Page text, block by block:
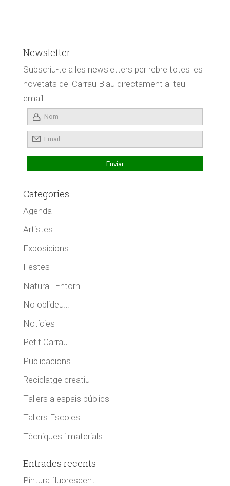
Newsletter
Subscriu-te a les newsletters per rebre totes les
novetats del Carrau Blau directament al teu
email.
Categories
Agenda
Artistes
Exposicions
Festes
Natura i Entorn
No oblideu…
Notícies
Petit Carrau
Publicacions
Reciclatge creatiu
Tallers a espais públics
Tallers Escoles
Tècniques i materials
Entrades recents
Pintura fluorescent